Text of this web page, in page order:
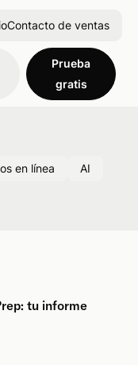
Contacto de ventas
Prueba
gratis
en línea AI
tu informe